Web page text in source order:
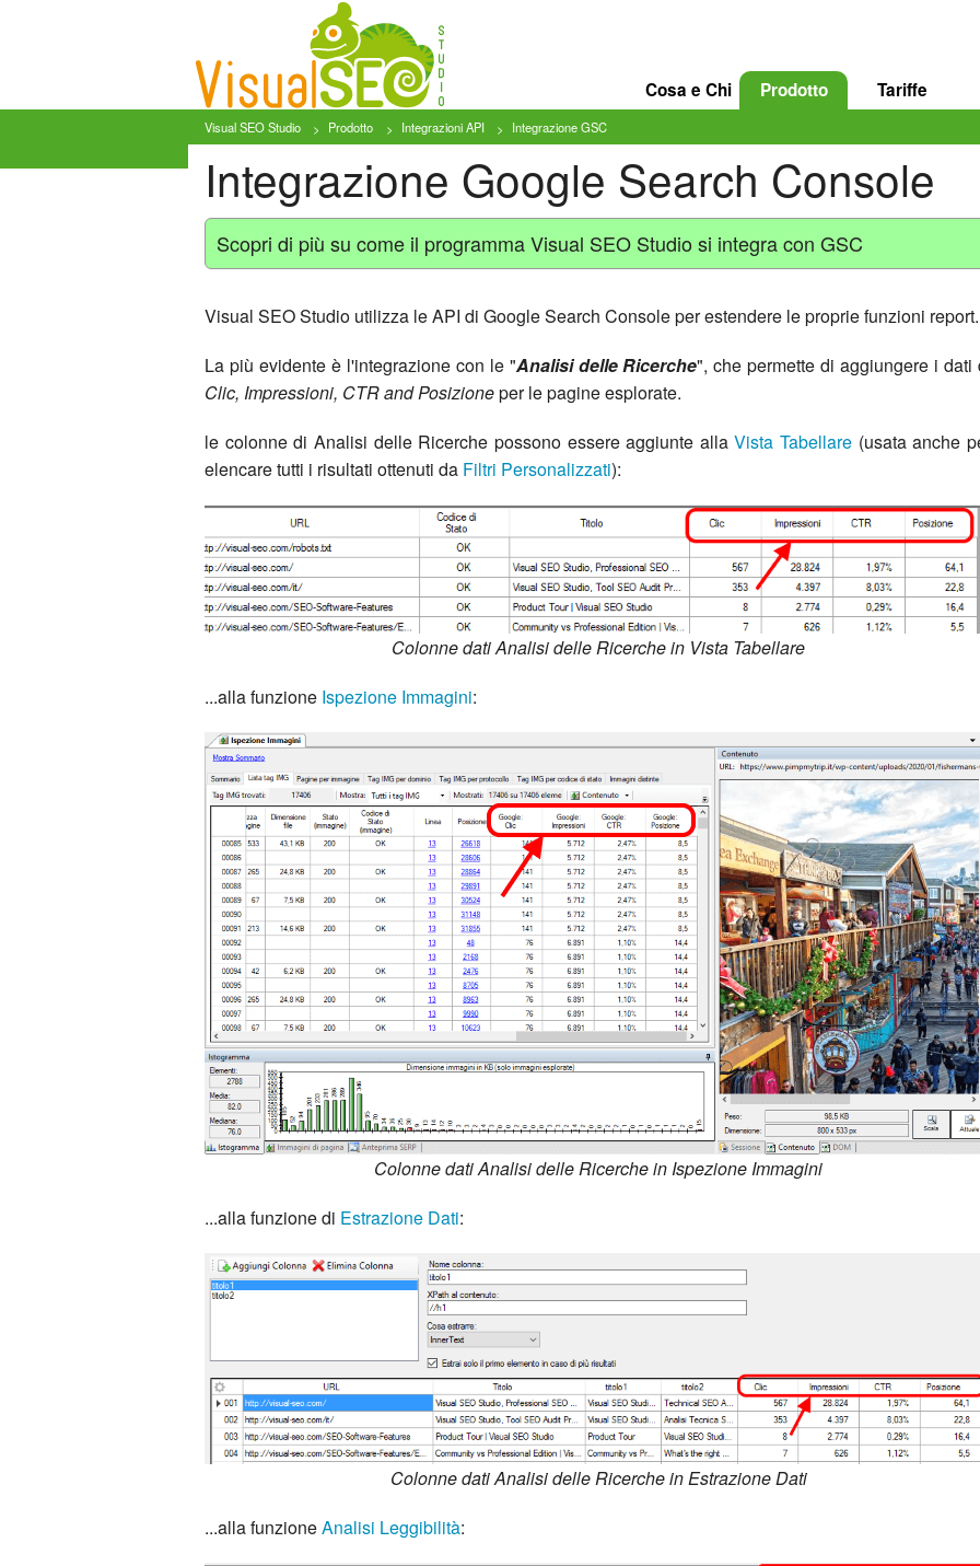
Cosa e Chi Prodotto Tariffe
Visual SEO Studio Prodotto Integrazioni API Integrazione GSC
Integrazione Google Search Console
Scopri di più su come il programma Visual SEO Studio si integra con GSC
Visual SEO Studio utilizza le API di Google Search Console per estendere le proprie funzioni report.
La più evidente è l'integrazione con le "Analisi delle Ricerche", che permette di aggiungere i dati
Clic, Impressioni, CTR and Posizioneper le pagine esplorate.
le colonne di Analisi delle Ricerche possono essere aggiunte allaVista Tabellare (usata anche
elencare tutti i risultati ottenuti da Filtri Personalizzati):
Colonne dati Analisi delle Ricerche in Vista Tabellare
...alla funzione Ispezione Immagini:
Colonne dati Analisi delle Ricerche in Ispezione Immagini
...alla funzione di Estrazione Dati:
Colonne dati Analisi delle Ricerche in Estrazione Dati
...alla funzioneAnalisi Leggibilità: